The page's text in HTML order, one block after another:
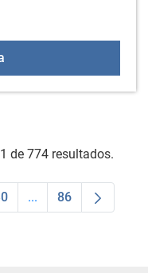
Clases de yoga
de 774 resultados.
Use TAB para
Página
...PáginasPágina
86